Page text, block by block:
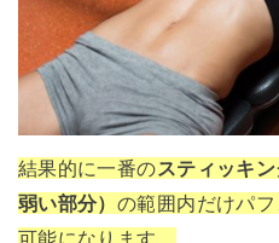
結果的に一番のスティッキ
弱い部分） の範囲内だけパ
可能になります。